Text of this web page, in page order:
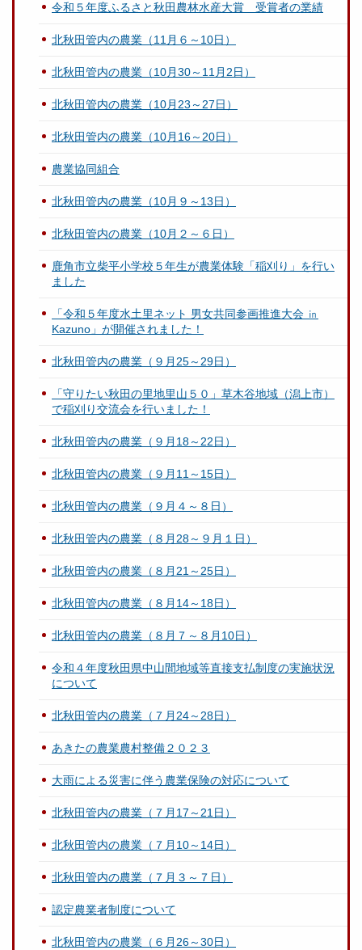
令和５年度ふるさと秋田農林水産大賞 受賞者の業績
北秋田管内の農業（11月６～10日）
北秋田管内の農業（10月30～11月2日）
北秋田管内の農業（10月23～27日）
北秋田管内の農業（10月16～20日）
農業協同組合
北秋田管内の農業（10月９～13日）
北秋田管内の農業（10月２～６日）
鹿角市立柴平小学校５年生が農業体験「稲刈り」を行い
ました
「令和５年度水土里ネット 男女共同参画推進大会 ㏌
Kazuno」が開催されました！
北秋田管内の農業（９月25～29日）
「守りたい秋田の里地里山５０」草木谷地域（潟上市）
で稲刈り交流会を行いました！
北秋田管内の農業（９月18～22日）
北秋田管内の農業（９月11～15日）
北秋田管内の農業（９月４～８日）
北秋田管内の農業（８月28～９月１日）
北秋田管内の農業（８月21～25日）
北秋田管内の農業（８月14～18日）
北秋田管内の農業（８月７～８月10日）
令和４年度秋田県中山間地域等直接支払制度の実施状況
について
北秋田管内の農業（７月24～28日）
あきたの農業農村整備２０２３
大雨による災害に伴う農業保険の対応について
北秋田管内の農業（７月17～21日）
北秋田管内の農業（７月10～14日）
北秋田管内の農業（７月３～７日）
認定農業者制度について
北秋田管内の農業（６月26～30日）